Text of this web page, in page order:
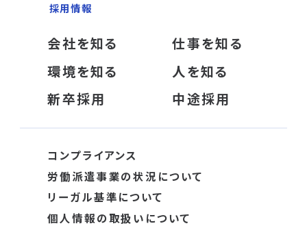
採用情報
会社を知る
仕事を知る
環境を知る
人を知る
新卒採用
中途採用
コンプライアンス
労働派遣事業の状況について
リーガル基準について
個人情報の取扱いについて